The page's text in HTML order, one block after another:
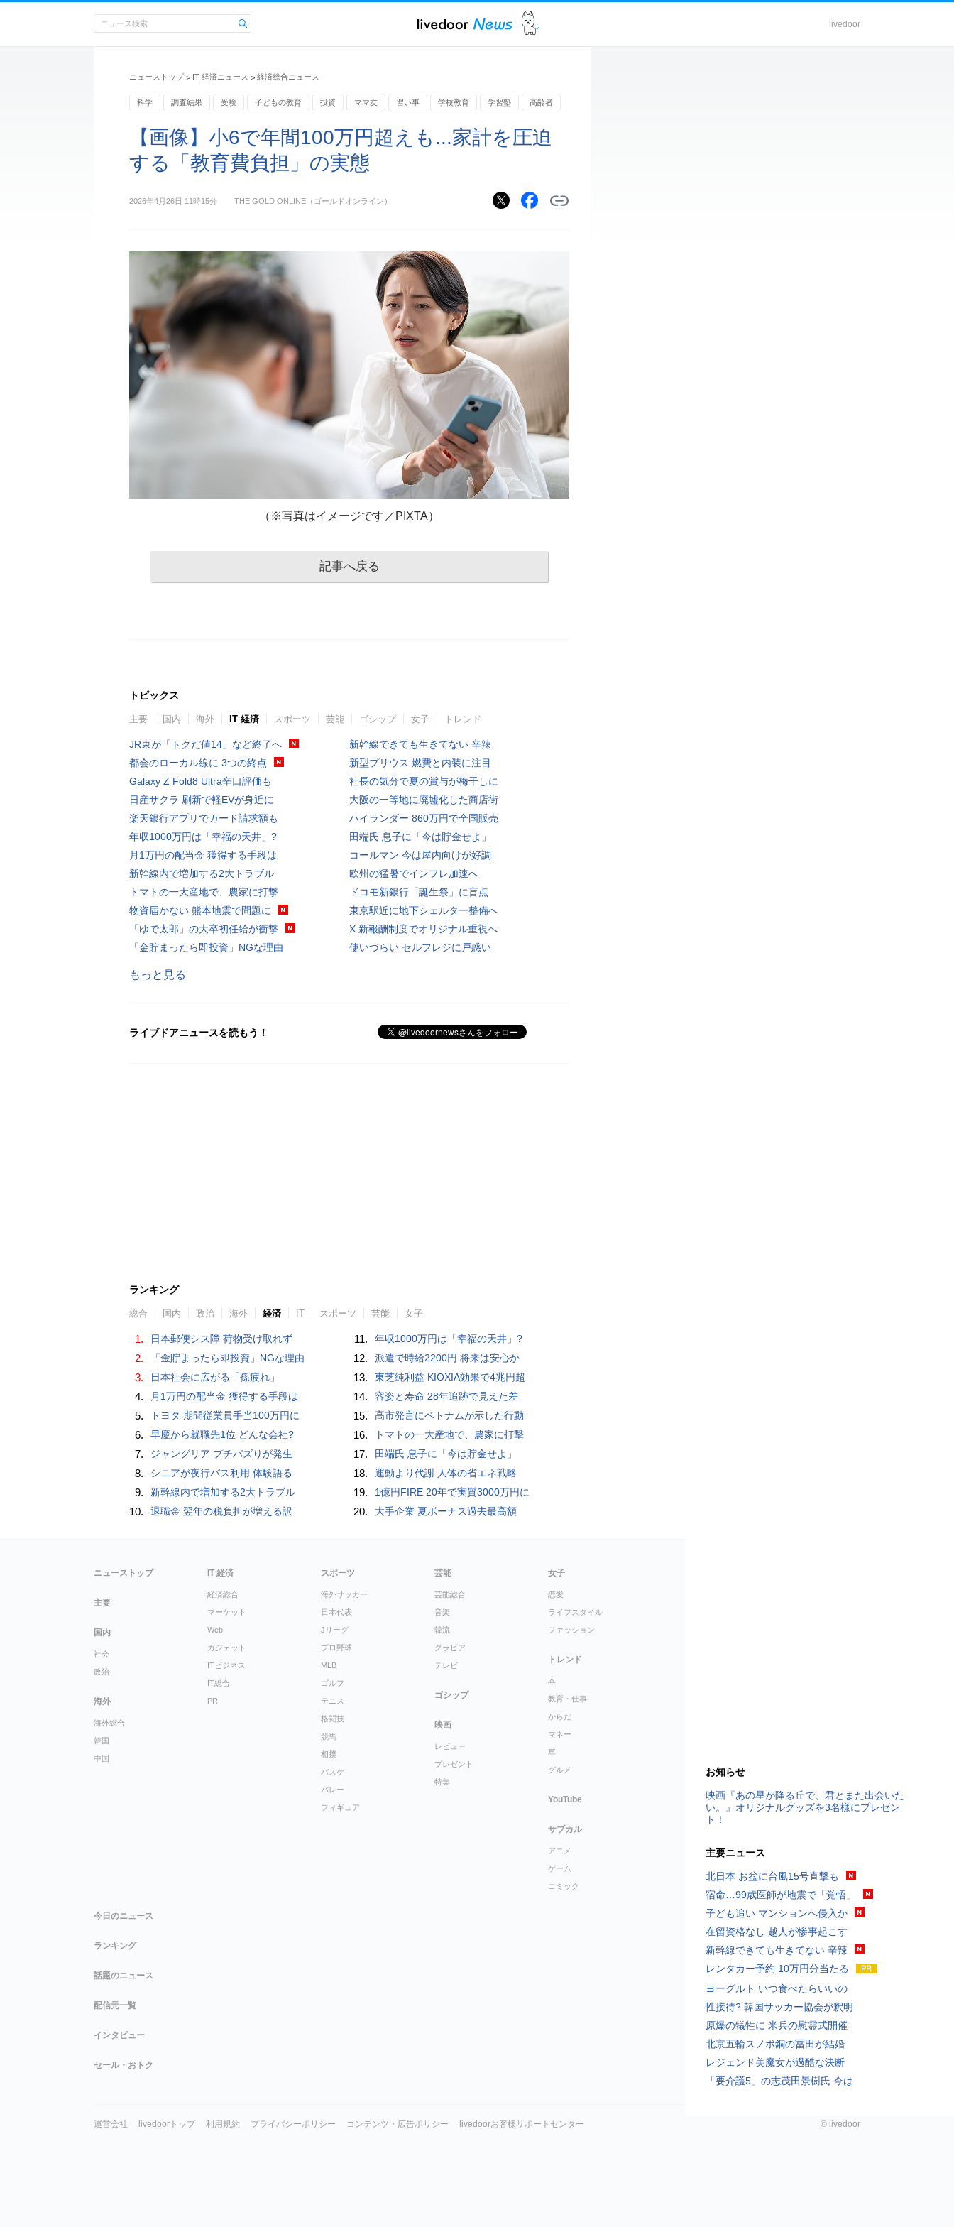
livedoor
ニューストップ > IT 経済ニュース > 経済総合ニュース
科学 調査結果 受験 子どもの教育 投資 ママ友 習い事 学校教育 学習塾 高齢者
【画像】小6で年間100万円超えも...家計を圧迫
する「教育費負担」の実態
2026年4月26日 11時15分 THE GOLD ONLINE（ゴールドオンライン）
（※写真はイメージです／PIXTA）
記事へ戻る
トピックス
主要 国内 海外 IT 経済 スポーツ 芸能 ゴシップ 女子 トレンド
JR東が「トクだ値14」など終了へ
都会のローカル線に 3つの終点
Galaxy Z Fold8 Ultra辛口評価も
日産サクラ 刷新で軽EVが身近に
楽天銀行アプリでカード請求額も
年収1000万円は「幸福の天井」?
月1万円の配当金 獲得する手段は
新幹線内で増加する2大トラブル
トマトの一大産地で、農家に打撃
物資届かない 熊本地震で問題に
「ゆで太郎」の大卒初任給が衝撃
「金貯まったら即投資」NGな理由
新幹線できても生きてない 辛辣
新型プリウス 燃費と内装に注目
社長の気分で夏の賞与が梅干しに
大阪の一等地に廃墟化した商店街
ハイランダー 860万円で全国販売
田端氏 息子に「今は貯金せよ」
コールマン 今は屋内向けが好調
欧州の猛暑でインフレ加速へ
ドコモ新銀行「誕生祭」に盲点
東京駅近に地下シェルター整備へ
X 新報酬制度でオリジナル重視へ
使いづらい セルフレジに戸惑い
もっと見る
ライブドアニュースを読もう！
ランキング
総合 国内 政治 海外 経済 IT スポーツ 芸能 女子
1. 日本郵便シス障 荷物受け取れず
2. 「金貯まったら即投資」NGな理由
3. 日本社会に広がる「孫疲れ」
4. 月1万円の配当金 獲得する手段は
5. トヨタ 期間従業員手当100万円に
6. 早慶から就職先1位 どんな会社?
7. ジャングリア プチバズりが発生
8. シニアが夜行バス利用 体験語る
9. 新幹線内で増加する2大トラブル
10. 退職金 翌年の税負担が増える訳
11. 年収1000万円は「幸福の天井」?
12. 派遣で時給2200円 将来は安心か
13. 東芝純利益 KIOXIA効果で4兆円超
14. 容姿と寿命 28年追跡で見えた差
15. 高市発言にベトナムが示した行動
16. トマトの一大産地で、農家に打撃
17. 田端氏 息子に「今は貯金せよ」
18. 運動より代謝 人体の省エネ戦略
19. 1億円FIRE 20年で実質3000万円に
20. 大手企業 夏ボーナス過去最高額
お知らせ
映画『あの星が降る丘で、君とまた出会いた
い。』オリジナルグッズを3名様にプレゼン
ト！
主要ニュース
北日本 お盆に台風15号直撃も
宿命…99歳医師が地震で「覚悟」
子ども追い マンションへ侵入か
在留資格なし 越人が惨事起こす
新幹線できても生きてない 辛辣
レンタカー予約 10万円分当たる
ヨーグルト いつ食べたらいいの
性接待? 韓国サッカー協会が釈明
原爆の犠牲に 米兵の慰霊式開催
北京五輪スノボ銅の冨田が結婚
レジェンド美魔女が過酷な決断
「要介護5」の志茂田景樹氏 今は
ニューストップ
主要
国内
社会
政治
海外
海外総合
韓国
中国
IT 経済
経済総合
マーケット
Web
ガジェット
ITビジネス
IT総合
PR
スポーツ
海外サッカー
日本代表
Jリーグ
プロ野球
MLB
ゴルフ
テニス
格闘技
競馬
相撲
バスケ
バレー
フィギュア
芸能
芸能総合
音楽
韓流
グラビア
テレビ
ゴシップ
映画
レビュー
プレゼント
特集
女子
恋愛
ライフスタイル
ファッション
トレンド
本
教育・仕事
からだ
マネー
車
グルメ
YouTube
サブカル
アニメ
ゲーム
コミック
今日のニュース
ランキング
話題のニュース
配信元一覧
インタビュー
セール・おトク
運営会社 livedoorトップ 利用規約 プライバシーポリシー コンテンツ・広告ポリシー livedoorお客様サポートセンター © livedoor